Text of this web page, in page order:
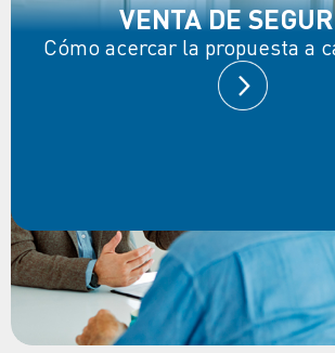
VENTA DE
Cómo acercar la propuesta a